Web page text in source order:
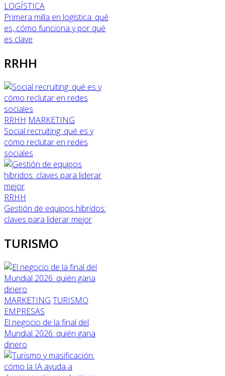
LOGÍSTICA
Primera milla en logística: qué
es, cómo funciona y por qué
es clave
RRHH
RRHH MARKETING
Social recruiting: qué es y
cómo reclutar en redes
sociales
RRHH
Gestión de equipos híbridos:
claves para liderar mejor
TURISMO
MARKETING TURISMO
EMPRESAS
El negocio de la final del
Mundial 2026: quién gana
dinero